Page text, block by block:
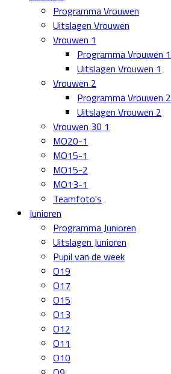
Programma Vrouwen
Uitslagen Vrouwen
Vrouwen 1
Programma Vrouwen 1
Uitslagen Vrouwen 1
Vrouwen 2
Programma Vrouwen 2
Uitslagen Vrouwen 2
Vrouwen 30 1
MO20-1
MO15-1
MO15-2
MO13-1
Teamfoto's
Junioren
Programma Junioren
Uitslagen Junioren
Pupil van de week
O19
O17
O15
O13
O12
O11
O10